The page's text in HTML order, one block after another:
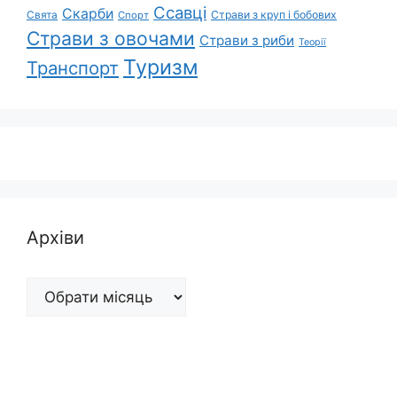
Свята Скарби Спорт Ссавці Страви з круп і бобових
Страви з овочами Страви з риби Теорії
Транспорт Туризм
Архіви
Архіви